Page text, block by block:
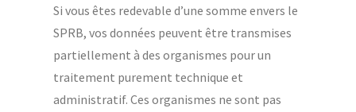
Si vous êtes redevable d’une somme envers le
SPRB, vos données peuvent être transmises
partiellement à des organismes pour un
traitement purement technique et
administratif. Ces organismes ne sont pas